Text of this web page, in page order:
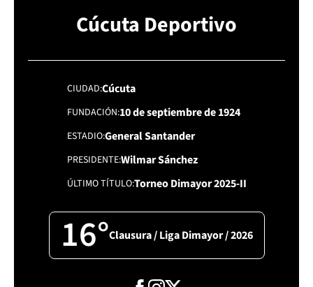
Cúcuta Deportivo
CIUDADCúcuta
FUNDACIÓN10 de septiembre de 1924
ESTADIOGeneral Santander
PRESIDENTEWilmar Sánchez
ÚLTIMO TÍTULOTorneo Dimayor 2025-II
16°Clausura / Liga Dimayor / 2026